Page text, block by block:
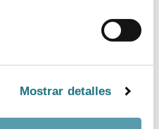
Mostrar detalles
I+D (21,6% de la inversión
cuarto sector exportador
de manifiesto su